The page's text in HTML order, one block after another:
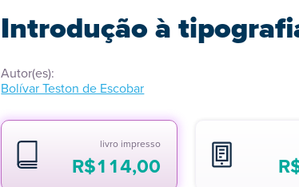
Introdução à
Autor(es):
Bolívar Teston de Escobar
livro impresso
R$114,00